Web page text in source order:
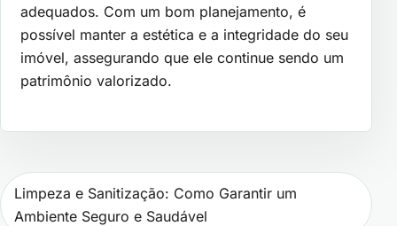
adequados. Com um bom planejamento, é
possível manter a estética e a integridade do seu
imóvel, assegurando que ele continue sendo um
patrimônio valorizado.
Navegação de Post
Limpeza e Sanitização: Como Garantir um
Ambiente Seguro e Saudável